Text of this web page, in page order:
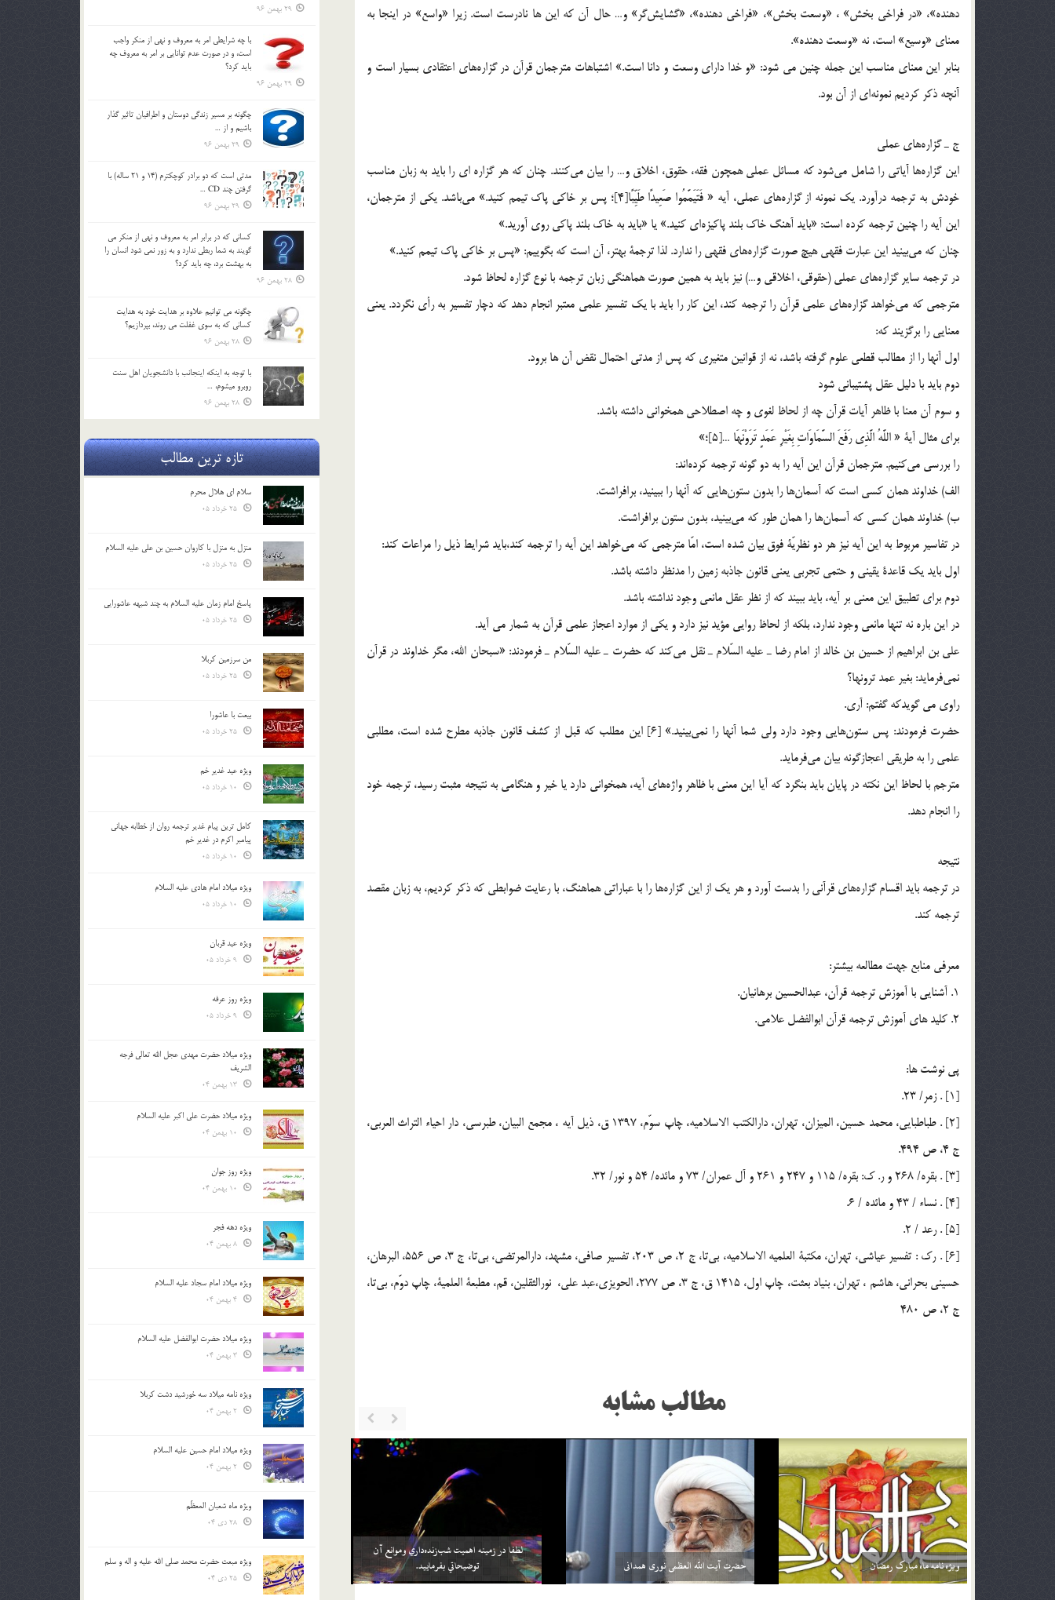
دهنده»، «در فراخي بخش» ، «وسعت بخش»، «فراخي دهنده»، «گشايش‌گر» و… حال آن كه اين ها نادرست است. زيرا «واسع» در اينجا به
معناي «وسيع» است، نه «وسعت دهنده».
بنابر اين معناي مناسب اين جمله چنين مي شود: «و خدا داراي وسعت و دانا است.» اشتباهات مترجمان قرآن در گزاره‌هاي اعتقادي بسيار است و
آنچه ذكر كرديم نمونه‌اي از آن بود.
ج ـ گزاره‌هاي عملي
اين گزاره‌ها آياتي را شامل مي‌شود كه مسائل عملي همچون فقه، حقوق، اخلاق و… را بيان مي‌كنند. چنان كه هر گزاره اي را بايد به زبان مناسب
خودش به ترجمه درآورد. يك نمونه از گزاره‌هاي عملي، آيه « فَتَيَمَّمُوا صَعِيدًا طَيِّبًا[4]؛ پس بر خاكي پاك تيمم كنيد.» مي‌باشد. يكي از مترجمان،
اين آيه را چنين ترجمه كرده است: «بايد آهنگ خاك بلند پاكيزه‌اي كنيد.» يا «بايد به خاك بلند پاكي روي آوريد.»
چنان كه مي‌بينيد اين عبارت فقهي هيچ صورت گزاره‌هاي فقهي را ندارد. لذا ترجمة بهتر، آن است كه بگوييم: «پس بر خاكي پاك تيمم كنيد.»
در ترجمه ساير گزاره‌هاي عملي (حقوقي، اخلاقي و…) نيز بايد به همين صورت هماهنگي زبان ترجمه با نوع گزاره لحاظ شود.
مترجمي كه مي‌خواهد گزاره‌هاي علمي قرآن را ترجمه كند، اين كار را بايد با يك تفسير علمي معتبر انجام دهد كه دچار تفسير به رأي نگردد. يعني
معنايي را برگزيند كه:
اول آنها را از مطالب قطعي علوم گرفته باشد، نه از قوانين متغيري كه پس از مدتي احتمال نقض آن ها برود.
دوم بايد با دليل عقل پشتيباني شود
و سوم ‌آن معنا با ظاهر آيات قرآن چه از لحاظ لغوي و چه اصطلاحي همخواني داشته باشد.
براي مثال آية « اللَّهُ الَّذِي رَفَعَ السَّمَاوَاتِ بِغَيْرِ عَمَدٍ تَرَوْنَهَا …[5]؛»
را بررسي مي‌كنيم. مترجمان قرآن اين آيه را به دو گونه ترجمه كرده‌اند:
الف) خداوند همان كسي است كه آسمان‌ها را بدون ستون‌هايي كه آنها را ببينيد، برافراشت.
ب) خداوند همان كسي كه آسمان‌ها را همان طور كه مي‌بينيد، بدون ستون برافراشت.
در تفاسير مربوط به اين آيه نيز هر دو نظريّة فوق بيان شده است، امّا مترجمي كه مي‌خواهد اين آيه را ترجمه كند،بايد شرايط ذيل را مراعات کند:
اول بايد يك قاعدة يقيني و حتمي تجربي يعني قانون جاذبه زمين را مدنظر داشته باشد.
دوم براي تطبيق اين معني بر آيه، بايد ببيند كه از نظر عقل مانعي وجود نداشته باشد.
در اين باره نه تنها مانعي وجود ندارد، بلكه از لحاظ روايي مؤيد نيز دارد و يكي از موارد اعجاز علمي قرآن به شمار مي آيد.
علي بن ابراهيم از حسين بن خالد از امام رضا ـ عليه السّلام ـ نقل مي‌كند كه حضرت ـ عليه السّلام ـ فرمودند: «سبحان الله، مگر خداوند در قرآن
نمي‌فرمايد: بغير عمد ترونها؟
راوي مي گويدکه گفتم: آري.
حضرت فرمودند: پس ستون‌هايي وجود دارد ولي شما آنها را نمي‌بينيد.» [6] اين مطلب كه قبل از كشف قانون جاذبه مطرح شده است، مطلبي
علمي را به طريقي اعجازگونه بيان مي‌فرمايد.
مترجم با لحاظ اين نكته در پايان بايد بنگرد كه آيا اين معني با ظاهر واژه‌هاي آيه، همخواني دارد يا خير و هنگامي به نتيجه مثبت رسيد، ترجمه خود
را انجام دهد.
نتيجه
در ترجمه بايد اقسام گزاره‌هاي قرآني را بدست آورد و هر يك از اين گزاره‌ها را با عباراتي هماهنگ، با رعايت ضوابطي كه ذكر كرديم، به زبان مقصد
ترجمه كند.
معرفي منابع جهت مطالعه بيشتر:
1. آشنايي با آموزش ترجمه قرآن، عبدالحسين برهانيان.
2. کليد هاي آموزش ترجمه قرآن ابوالفضل علامي.
پي نوشت ها:
[1] . زمر/ 23.
[2] . طباطبايي، محمد حسين، الميزان، تهران، دارالكتب الاسلاميه، چاپ سوّم، 1397 ق، ذيل آيه ، مجمع البيان، طبرسي، دار احياء التراث العربي،
ج 4، ص 494.
[3] . بقره/ 268 و ر. ك: بقره/ 115 و 247 و 261 و آل عمران/ 73 و مائده/ 54 و نور/ 32.
[4] . نساء / 43 و مائده / 6.
[5] . رعد / 2.
[6] . رک : تفسير عياشي، تهران، مكتبة العلميه الاسلاميه، بي‌تا، ج 2، ص 203، تفسير صافي، مشهد، دارالمرتضي، بي‌تا، ج 3، ص 556، البرهان،
حسيني بحراني، هاشم ، تهران، بنياد بعثت، چاپ اول، 1415 ق، ج 3، ص 277، الحويزي،عبد علی، نورالثقلين، قم، مطبعة العلمية، چاپ دوّم، بي‌تا،
ج 2، ص 480
مطالب مشابه
اگر تأثير ترجمه قرآن براي من بيشتر باشد آيا مي توانم
فقط ترجمه آن را بخوانم؟ آيا اشكالي ندارد؟
خداوند نمي‌خواهد بيش از واجبات خودش، چيزي را
بر خود واجب كني…
سلامي كه بعد از اتمام نماز به 3 امام داده مي‌شود منشأ
آن چيست؟
29 بهمن 96
با چه شرايطي امر به معروف و نهي از منکر واجب
است، و در صورت عدم توانايي بر امر به معروف چه
بايد کرد؟
29 بهمن 96
چگونه بر مسير زندگي دوستان و اطرافيان تاثير گذار
باشيم و از …
29 بهمن 96
مدتي است كه دو برادر كوچكترم (14 و 21 ساله) با
گرفتن چند CD …
29 بهمن 96
كساني كه در برابر امر به معروف و نهي از منكر مي
گويند به شما ربطي ندارد و به زور نمي شود انسان را
به بهشت برد، چه بايد كرد؟
28 بهمن 96
چگونه مي توانيم علاوه بر هدايت خود به هدايت
كساني كه به سوي غفلت مي روند، بپردازيم؟
28 بهمن 96
با توجه به اينكه اينجانب با دانشجويان اهل سنت
روبرو مي‎شوم، …
28 بهمن 96
تازه ترین مطالب
سلام ای هلال محرم
منزل به منزل با کاروان حسین بن علی علیه السلام
پاسخ امام زمان علیه السلام به چند شبهه عاشورایی
من سرزمین کربلا
بیعت با عاشورا
ویژه عید غدیر خم
کامل ترین پیام غدیر ترجمه روان از خطابه جهانی
پیامبر اکرم در غدیر خم
ویژه میلاد امام هادی علیه السلام
ویژه عید قربان
ویژه روز عرفه
ویژه میلاد حضرت مهدی عجل الله تعالی فرجه
الشريف
ویژه میلاد حضرت علی اکبر علیه السلام
ویژه روز جوان
ویژه دهه فجر
ویژه میلاد امام سجاد علیه السلام
ویژه میلاد حضرت ابوالفضل علیه السلام
ویژه نامه میلاد سه خورشید دشت کربلا
ویژه میلاد امام حسین علیه السلام
ویژه ماه شعبان المعظّم
ویژه مبعث حضرت محمد صلی الله علیه و اله و سلم